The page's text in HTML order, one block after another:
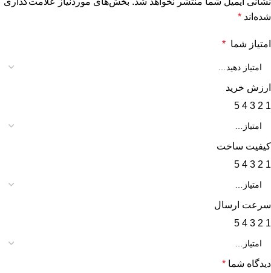
شده‌اند *
امتیاز شما *
ارزش خرید
1
2
3
4
5
کیفیت ساخت
1
2
3
4
5
سرعت ارسال
1
2
3
4
5
دیدگاه شما *